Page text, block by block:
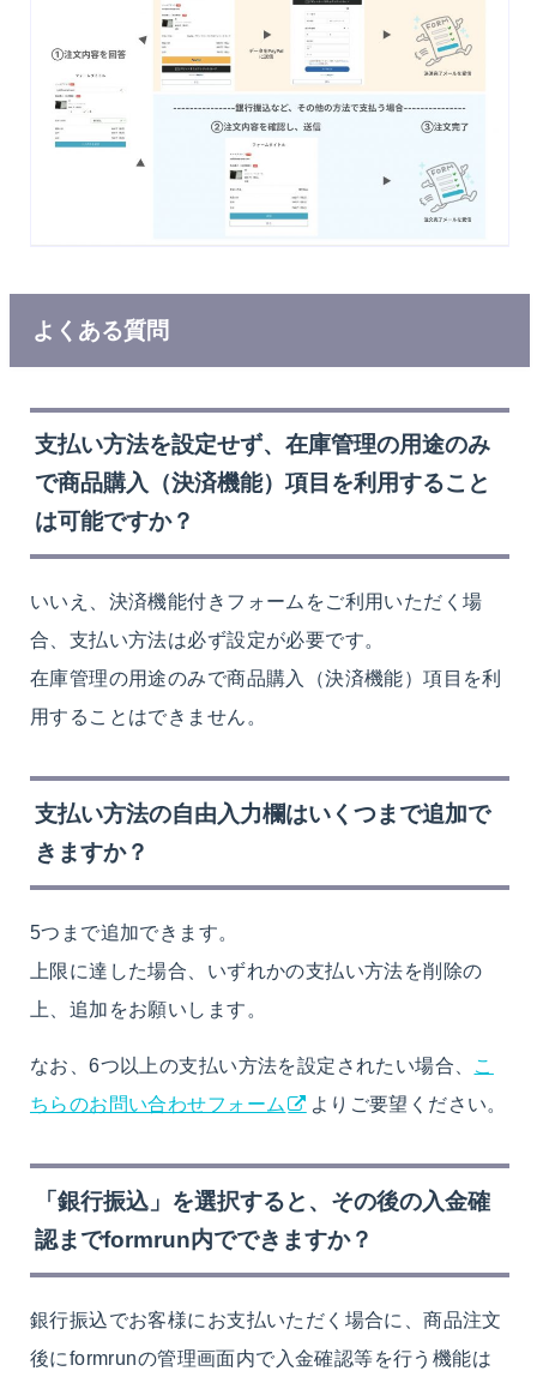
よくある質問
支払い方法を設定せず、在庫管理の用途のみ
で商品購入（決済機能）項目を利用すること
は可能ですか？
いいえ、決済機能付きフォームをご利用いただく場
合、支払い方法は必ず設定が必要です。
在庫管理の用途のみで商品購入（決済機能）項目を利
用することはできません。
支払い方法の自由入力欄はいくつまで追加で
きますか？
5つまで追加できます。
上限に達した場合、いずれかの支払い方法を削除の
上、追加をお願いします。
なお、6つ以上の支払い方法を設定されたい場合、 こ
ちらのお問い合わせフォーム
よりご要望ください。
「銀行振込」を選択すると、その後の入金確
認までformrun内でできますか？
銀行振込でお客様にお支払いただく場合に、商品注文
後にformrunの管理画面内で入金確認等を行う機能は